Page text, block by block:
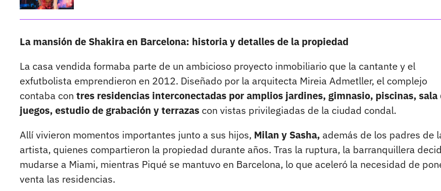
La mansión de Shakira en Barcelona: historia y detalles de la propiedad
La casa vendida formaba parte de un ambicioso proyecto inmobiliario que la cantante y el
exfutbolista emprendieron en 2012. Diseñado por la arquitecta Mireia Admetller, el complejo
contaba con tres residencias interconectadas por amplios jardines, gimnasio, piscinas, sala
juegos, estudio de grabación y terrazas con vistas privilegiadas de la ciudad condal.
Allí vivieron momentos importantes junto a sus hijos, Milan y Sasha, además de los padres de
artista, quienes compartieron la propiedad durante años. Tras la ruptura, la barranquillera
mudarse a Miami, mientras Piqué se mantuvo en Barcelona, lo que aceleró la necesidad de
venta las residencias.